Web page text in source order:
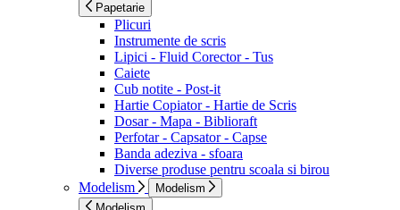
Papetarie
Plicuri
Instrumente de scris
Lipici - Fluid Corector - Tus
Caiete
Cub notite - Post-it
Hartie Copiator - Hartie de Scris
Dosar - Mapa - Biblioraft
Perfotar - Capsator - Capse
Banda adeziva - sfoara
Diverse produse pentru scoala si birou
Modelism
Modelism